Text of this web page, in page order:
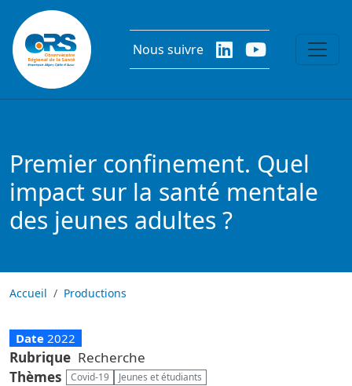
Aller au contenu principal
Nous suivre
Premier confinement. Quel
impact sur la santé mentale
des jeunes adultes ?
Accueil Productions
Date 2022
Rubrique Recherche
Thèmes
Covid-19 Jeunes et étudiants